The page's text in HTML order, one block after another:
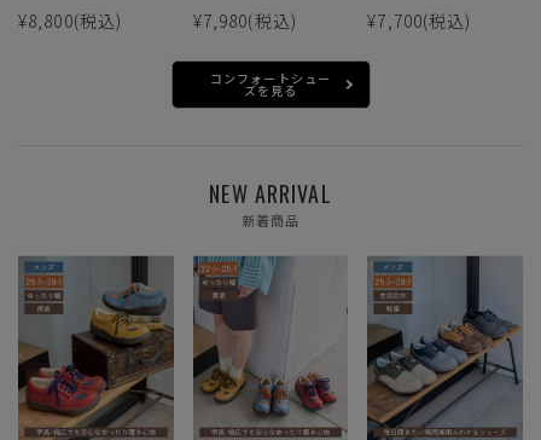
¥8,800(税込) ¥7,980(税込) ¥7,700(税込)
コンフォートシュー
ズを見る
NEW ARRIVAL
新着商品